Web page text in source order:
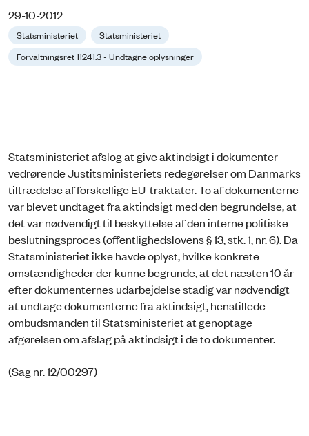
29-10-2012
Statsministeriet
Statsministeriet
Forvaltningsret 11241.3 - Undtagne oplysninger
Statsministeriet afslog at give aktindsigt i dokumenter
vedrørende Justitsministeriets redegørelser om Danmarks
tiltrædelse af forskellige EU-traktater. To af dokumenterne
var blevet undtaget fra aktindsigt med den begrundelse, at
det var nødvendigt til beskyttelse af den interne politiske
beslutningsproces (offentlighedslovens § 13, stk. 1, nr. 6). Da
Statsministeriet ikke havde oplyst, hvilke konkrete
omstændigheder der kunne begrunde, at det næsten 10 år
efter dokumenternes udarbejdelse stadig var nødvendigt
at undtage dokumenterne fra aktindsigt, henstillede
ombudsmanden til Statsministeriet at genoptage
afgørelsen om afslag på aktindsigt i de to dokumenter.
(Sag nr. 12/00297)